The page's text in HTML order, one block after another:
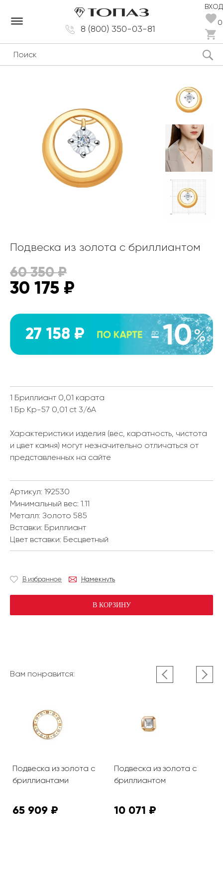
8 (800) 350-03-81
ВХОД
0
dehaze
Подвеска из золота с бриллиантом
60 350₽
30 175 ₽
27 158 ₽
1 Бриллиант 0,01 карата
1 Бр Кр-57 0,01 ct 3/6А
Характеристики изделия (вес, каратность, чистота
и цвет камня) могут незначительно отличаться от
представленных на сайте
Артикул: 192530
Минимальный вес: 1.11
Металл: Золото 585
Вставки: Бриллиант
Цвет вставки: Бесцветный
В избранное Намекнуть
В КОРЗИНУ
Вам понравится:
Подвеска из золота с
бриллиантами
65 909 ₽
Подвеска из золота с
бриллиантом
10 071 ₽